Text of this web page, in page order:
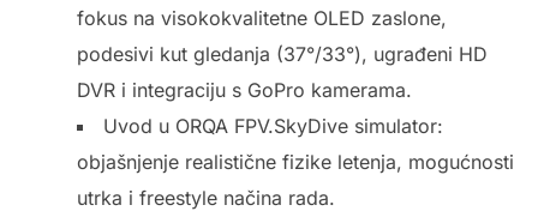
fokus na visokokvalitetne OLED zaslone,
podesivi kut gledanja (37°/33°), ugrađeni HD
DVR i integraciju s GoPro kamerama.
Uvod u ORQA FPV.SkyDive simulator:
objašnjenje realistične fizike letenja, mogućnosti
utrka i freestyle načina rada.